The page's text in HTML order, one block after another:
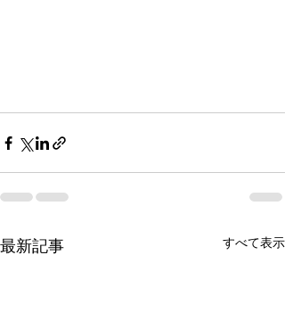
最新記事 すべて表示